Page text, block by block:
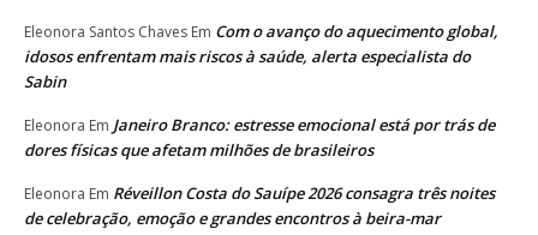
Eleonora Santos Chaves Em Com o avanço do aquecimento global,
idosos enfrentam mais riscos à saúde, alerta especialista do
Sabin
Eleonora Em Janeiro Branco: estresse emocional está por trás de
dores físicas que afetam milhões de brasileiros
Eleonora Em Réveillon Costa do Sauípe 2026 consagra três noites
de celebração, emoção e grandes encontros à beira-mar